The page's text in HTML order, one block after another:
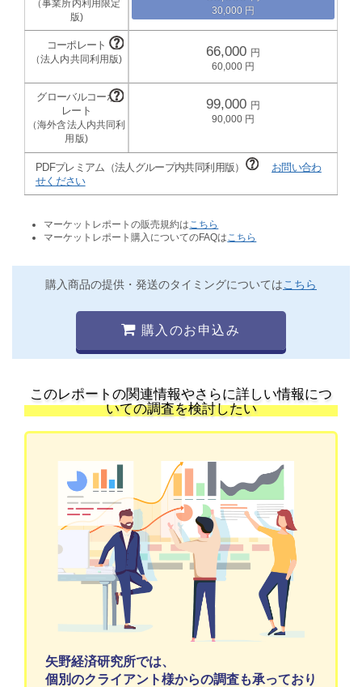
30,000
66,000
60,000
99,000
90,000
PDFプレミアム（法人グループ内共同利用版）
お問い合わ
せください
マーケットレポートの販売規約は こちら
マーケットレポート購入についてのFAQは こちら
購入商品の提供・発送のタイミングについてはこちら
購入のお申込み
このレポートの関連情報やさらに詳しい情報につ
いての調査を検討したい
矢野経済研究所では、
個別のクライアント様からの調査も承っており